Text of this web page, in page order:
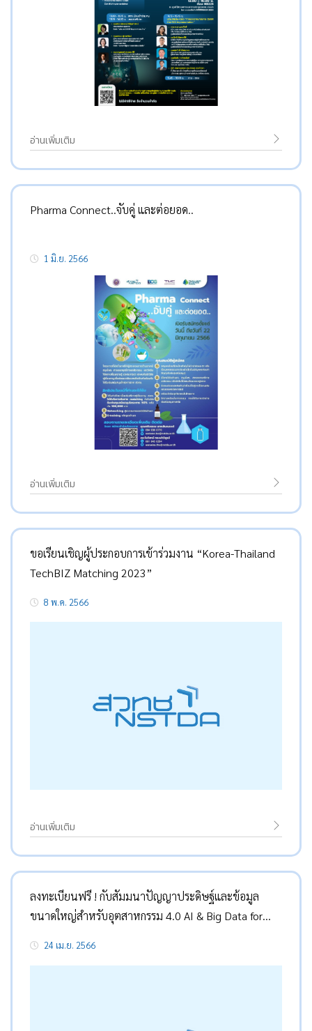
อ่านเพิ่มเติม
Pharma Connect..จับคู่ และต่อยอด..
1 มิ.ย. 2566
อ่านเพิ่มเติม
ขอเรียนเชิญผู้ประกอบการเข้าร่วมงาน “Korea-Thailand
TechBIZ Matching 2023”
8 พ.ค. 2566
อ่านเพิ่มเติม
ลงทะเบียนฟรี ! กับสัมมนาปัญญาประดิษฐ์และข้อมูล
ขนาดใหญ่สำหรับอุตสาหกรรม 4.0 AI & Big Data for
24 เม.ย. 2566